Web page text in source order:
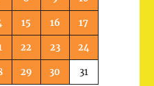
15 16 17
22 23 24
29 30 31